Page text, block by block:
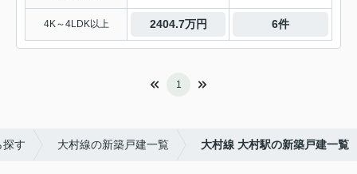
4K～4LDK以上 2404.7万円 6件
1
探す 大村線の新築戸建一覧 大村線 大村駅の新築戸建一覧